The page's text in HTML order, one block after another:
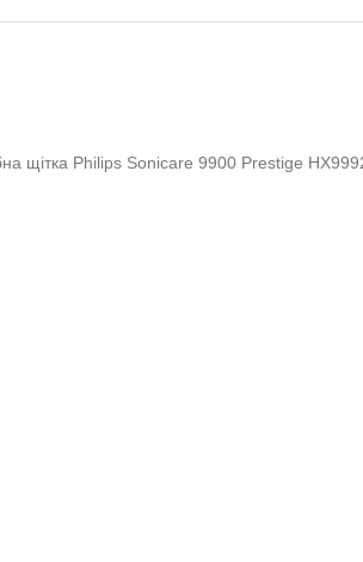
щітка Philips Sonicare 9900 Prestige